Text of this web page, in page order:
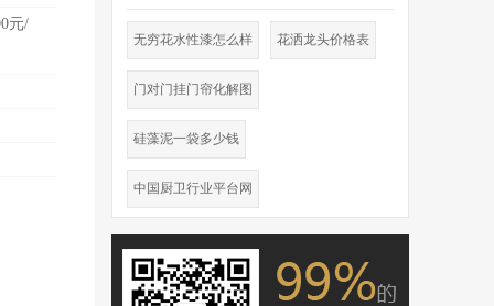
元/
无穷花水性漆怎么样 花洒龙头价格表
门对门挂门帘化解图
硅藻泥一袋多少钱
中国厨卫行业平台网